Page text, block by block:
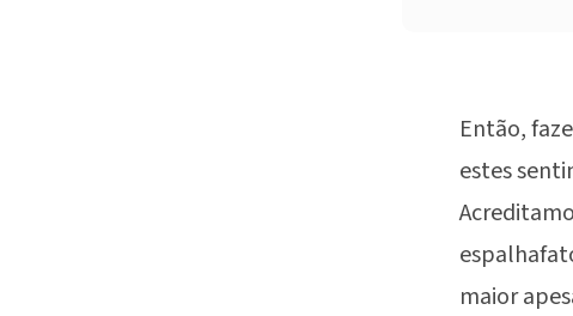
Então,
estes
maior